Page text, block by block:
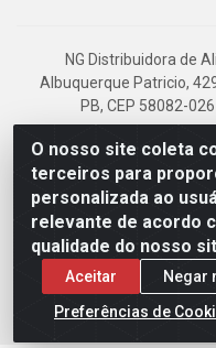
O nosso site coleta
terceiros para
personalizada ao
relevante de acordo
qualidade do nosso
Aceitar
Negar
Preferências de
NG Distribuidora de
Albuquerque Patricio,
PB, CEP 58082-
NG Alimentos, há mais
referência em